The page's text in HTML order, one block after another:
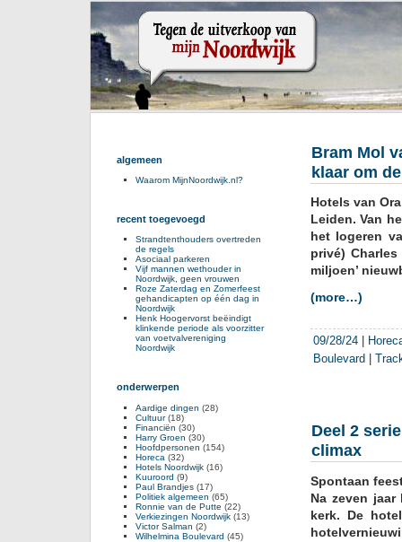
Bram Mol
klaar om
Hotels van
Leiden. Van
het logeren
privé)
miljoen’
(more…)
09/28/24
Boulevard
Deel 2
climax
Spontaan
Na zeven
kerk. De
algemeen
Waarom MijnNoordwijk.nl?
recent toegevoegd
Strandtenthouders overtreden
de regels
Asociaal parkeren
Vijf mannen wethouder in
Noordwijk, geen vrouwen
Roze Zaterdag en Zomerfeest
gehandicapten op één dag in
Noordwijk
Henk Hoogervorst beëindigt
klinkende periode als voorzitter
van voetvalvereniging
Noordwijk
onderwerpen
Aardige dingen (28)
Cultuur(18)
Financiën (30)
Harry Groen (30)
Hoofdpersonen (154)
Horeca (32)
Hotels Noordwijk (16)
Kuuroord (9)
Paul Brandjes (17)
Politiek algemeen (65)
Ronnie van de Putte (22)
Verkiezingen Noordwijk (13)
Victor Salman (2)
Wilhelmina Boulevard (45)